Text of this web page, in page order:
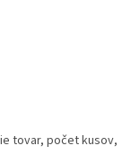
tovar, počet kusov,